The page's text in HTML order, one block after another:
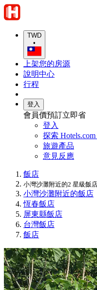
TWD
•
上架您的房源
說明中心
行程
登入
會員價預訂立即省
登入
探索 Hotels.com
旅遊產品
意見反應
飯店
小灣沙灘附近的2 星級飯
小灣沙灘附近的飯店
恆春飯店
屏東縣飯店
台灣飯店
飯店